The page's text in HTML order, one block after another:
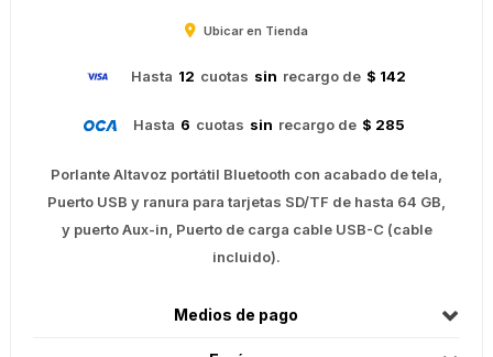
Ubicar en Tienda
Hasta 12 cuotas sin recargo de $ 142
Hasta 6 cuotas sin recargo de $ 285
Porlante Altavoz portátil Bluetooth con acabado de tela,
Puerto USB y ranura para tarjetas SD/TF de hasta 64 GB,
y puerto Aux-in, Puerto de carga cable USB-C (cable
incluido).
Medios de pago